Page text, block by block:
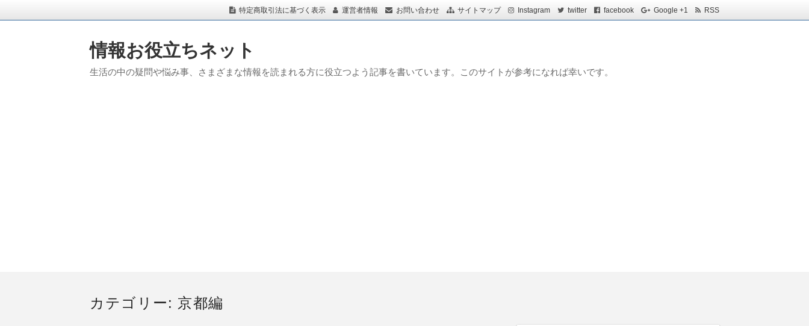
特定商取引法に基づく表示 運営者情報 お問い合わせ サイトマップ Instagram twitter facebook Google +1 RSS
情報お役立ちネット
生活の中の疑問や悩み事、さまざまな情報を読まれる方に役立つよう記事を書いています。このサイトが参考になれば幸いです。
カテゴリー: 京都編